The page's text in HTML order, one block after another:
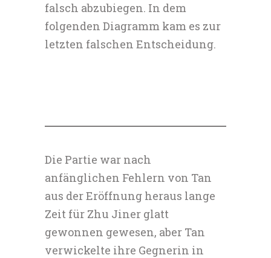
falsch abzubiegen. In dem
folgenden Diagramm kam es zur
letzten falschen Entscheidung.
Die Partie war nach
anfänglichen Fehlern von Tan
aus der Eröffnung heraus lange
Zeit für Zhu Jiner glatt
gewonnen gewesen, aber Tan
verwickelte ihre Gegnerin in